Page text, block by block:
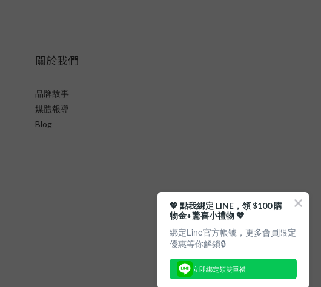
關於我們
品牌故事
媒體報導
Blog
💖 點我綁定 LINE，領 $100 購
物金+驚喜小禮物 💖
綁定Line官方帳號，更多會員限定
優惠等你解鎖🔒
立即綁定領雙重禮